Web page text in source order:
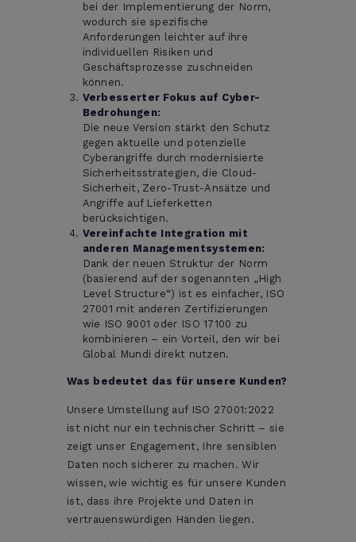
bei der Implementierung der Norm,
wodurch sie spezifische
Anforderungen leichter auf ihre
individuellen Risiken und
Geschäftsprozesse zuschneiden
können.
Verbesserter Fokus auf Cyber-
Bedrohungen:
Die neue Version stärkt den Schutz
gegen aktuelle und potenzielle
Cyberangriffe durch modernisierte
Sicherheitsstrategien, die Cloud-
Sicherheit, Zero-Trust-Ansätze und
Angriffe auf Lieferketten
berücksichtigen.
Vereinfachte Integration mit
anderen Managementsystemen:
Dank der neuen Struktur der Norm
(basierend auf der sogenannten „High
Level Structure“) ist es einfacher, ISO
27001 mit anderen Zertifizierungen
wie ISO 9001 oder ISO 17100 zu
kombinieren – ein Vorteil, den wir bei
Global Mundi direkt nutzen.
Was bedeutet das für unsere Kunden?
Unsere Umstellung auf ISO 27001:2022
ist nicht nur ein technischer Schritt – sie
zeigt unser Engagement, Ihre sensiblen
Daten noch sicherer zu machen. Wir
wissen, wie wichtig es für unsere Kunden
ist, dass ihre Projekte und Daten in
vertrauenswürdigen Händen liegen.